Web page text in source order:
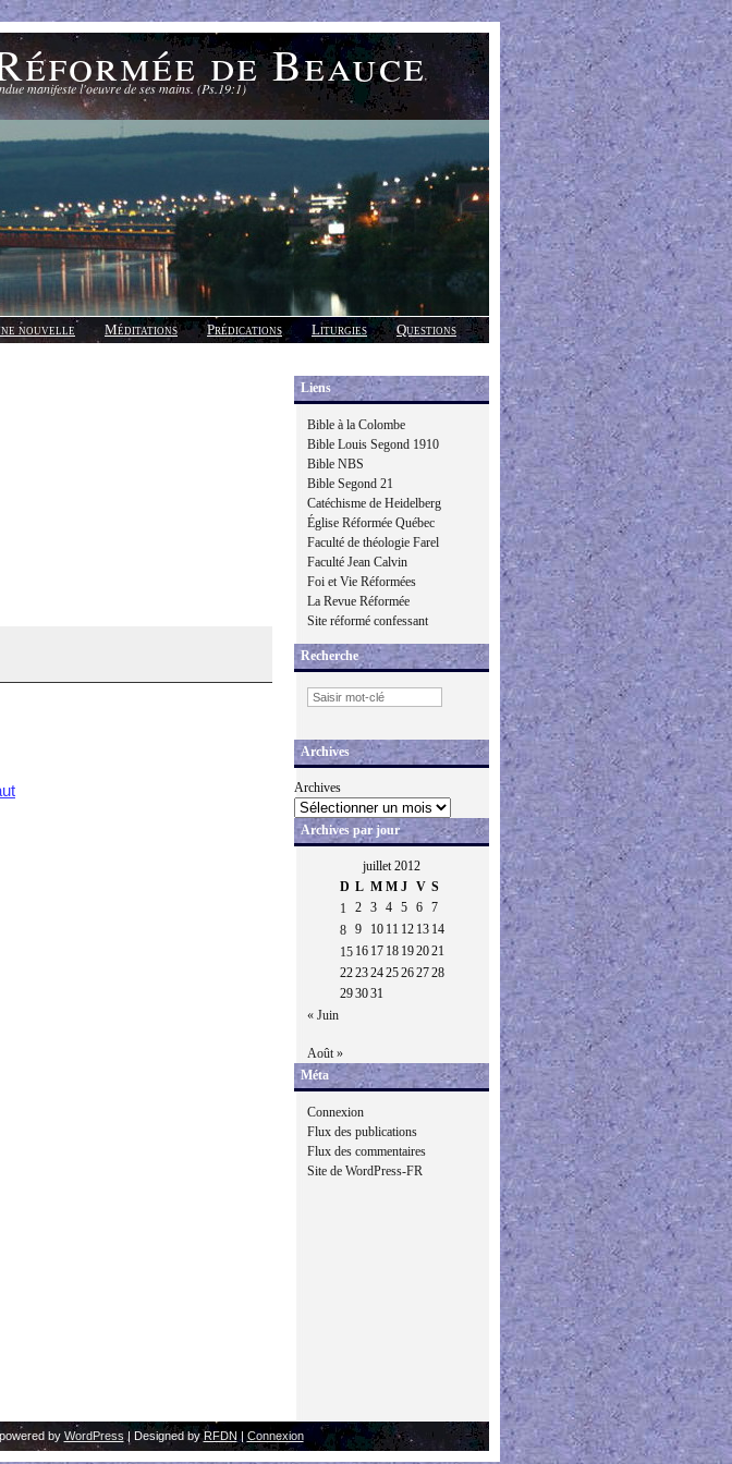
de Beauce
manifeste l'oeuvre de ses mains. (Ps.19:1)
nouvelle Méditations Prédications Liturgies
Questions
Liens
Bible à la Colombe
Bible Louis Segond 1910
Bible NBS
Bible Segond 21
Catéchisme de Heidelberg
Église Réformée Québec
Faculté de théologie Farel
Faculté Jean Calvin
Foi et Vie Réformées
La Revue Réformée
Site réformé confessant
Recherche
Archives
Archives
Archives par jour
juillet 2012
D L M M J V S
1
2 3 4 5 6
7
8
9 10 11 12 13 14
15 16 17 18 192021
22232425262728
293031
« Juin
Août »
Méta
Connexion
Flux des publications
Flux des commentaires
Site de WordPress-FR
by WordPress | Designed byRFDN | Connexion